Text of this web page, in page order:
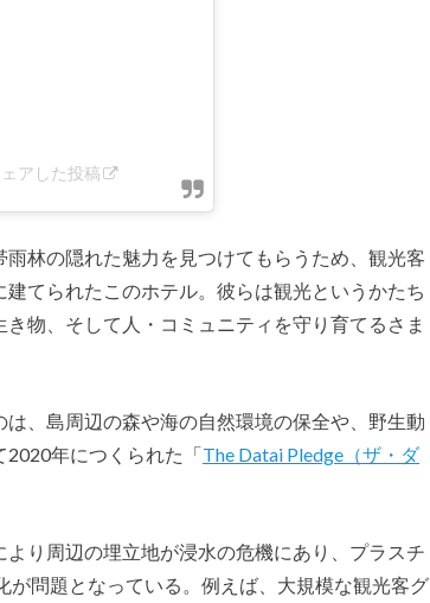
アした投稿
林の隠れた魅力を見つけてもらうため、観光客
てられたこのホテル。彼らは観光というかたち
物、そして人・コミュニティを守り育てるさま
、島周辺の森や海の自然環境の保全や、野生動
年につくられた「The Datai Pledge（ザ・ダ
り周辺の埋立地が浸水の危機にあり、プラスチ
が問題となっている。例えば、大規模な観光客グ